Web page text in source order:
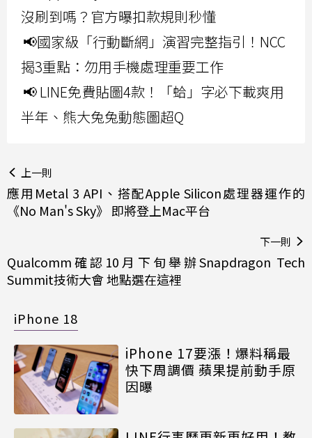
沒刷到嗎？官方曝扣款規則秒懂
📢國家級「行動斷網」演習完整指引！NCC
揭3重點：勿用手機處理重要工作
📢 LINE免費貼圖4款！「蛤」字必下載爽用
半年、熊大兔兔動態圖超Q
上一則
應用Metal 3 API、搭配Apple Silicon處理器運作的
《No Man's Sky》 即將登上Mac平台
下一則
Qualcomm確認10月下旬舉辦Snapdragon Tech
Summit技術大會 地點選在這裡
iPhone 18
iPhone 17要漲！爆料稱最
快下周調價 蘋果提前動手原
因曝